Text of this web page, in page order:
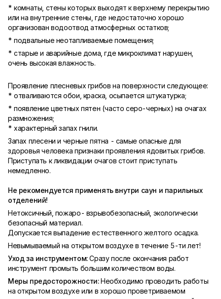
* комнаты, стены которых выходят к верхнему перекрытию
или на внутренние стены, где недостаточно хорошо
организован водоотвод атмосферных остатков;
* подвальные неотапливаемые помещения;
* старые и аварийные дома, где микроклимат нарушен,
очень высокая влажность.
Проявление плесневых грибов на поверхности следующее:
* отваливаются обои, краска, осыпается штукатурка;
* появление цветных пятен (часто серо-черных) на очагах
размножения;
* характерный запах гнили.
Запах плесени и черные пятна - самые опасные для
здоровья человека признаки проявления ядовитых грибов.
Приступать к ликвидации очагов стоит приступать
немедленно.
Не рекомендуется применять внутри саун и парильных
отделений!
Нетоксичный, пожаро- взрывобезопасный, экологически
безопасный материал.
Допускается выпадение естественного желтого осадка.
Невымываемый на открытом воздухе в течение 5-ти лет!
Уход за инструментом:Сразу после окончания работ
инструмент промыть большим количеством воды.
Меры предосторожности:Необходимо проводить работы
на открытом воздухе или в хорошо проветриваемом